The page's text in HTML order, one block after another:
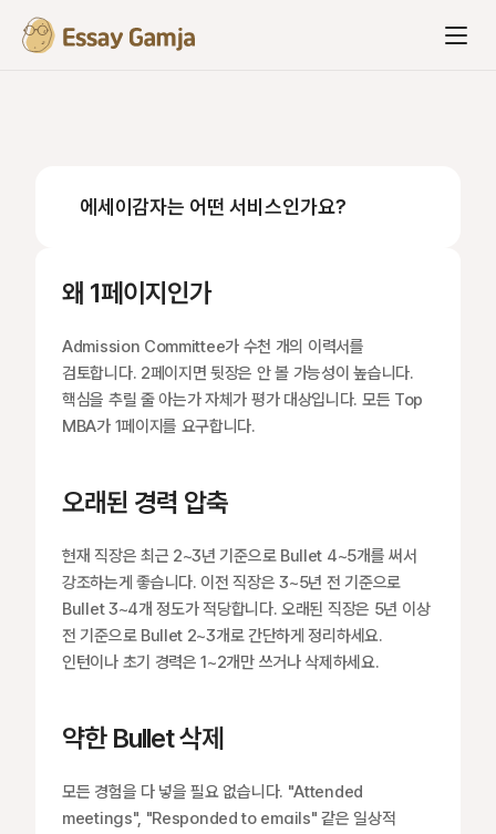
에세이감자는 어떤 서비스인가요?
왜 1페이지인가
Admission Committee가 수천 개의 이력서를
검토합니다. 2페이지면 뒷장은 안 볼 가능성이 높습니다.
핵심을 추릴 줄 아는가 자체가 평가 대상입니다. 모든 Top
MBA가 1페이지를 요구합니다.
오래된 경력 압축
현재 직장은 최근 2~3년 기준으로 Bullet 4~5개를 써서
강조하는게 좋습니다. 이전 직장은 3~5년 전 기준으로
Bullet 3~4개 정도가 적당합니다. 오래된 직장은 5년 이상
전 기준으로 Bullet 2~3개로 간단하게 정리하세요.
인턴이나 초기 경력은 1~2개만 쓰거나 삭제하세요.
약한 Bullet 삭제
모든 경험을 다 넣을 필요 없습니다. "Attended
meetings", "Responded to emails" 같은 일상적